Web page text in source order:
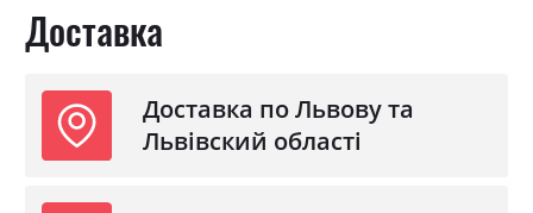
спальне місце
Матеріал чохла
Nordic comfort
Доставка
Доставка по Львову та
Львівский області